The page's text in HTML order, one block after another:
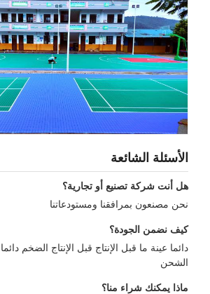
الأسئلة الشائعة
هل أنت شركة تصنيع أو تجارية؟
نحن مصنعون بمرافقنا ومستودعاتنا
كيف نضمن الجودة؟
دائما عينة ما قبل الإنتاج قبل الإنتاج الضخم
الشحن
ماذا يمكنك شراء منا؟